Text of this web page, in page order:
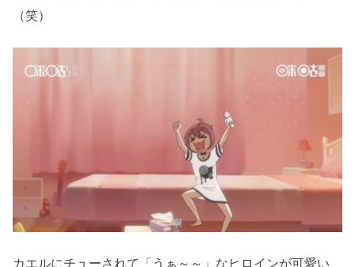
（笑）
カエルにチューされて「うぁ～～」なヒロインが可愛い